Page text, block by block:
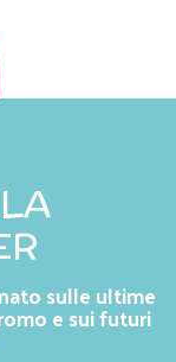
sulle ultime
e sui futuri